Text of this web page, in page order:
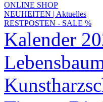
ONLINE SHOP
NEUHEITEN | Aktuelles
RESTPOSTEN - SALE %
Kalender